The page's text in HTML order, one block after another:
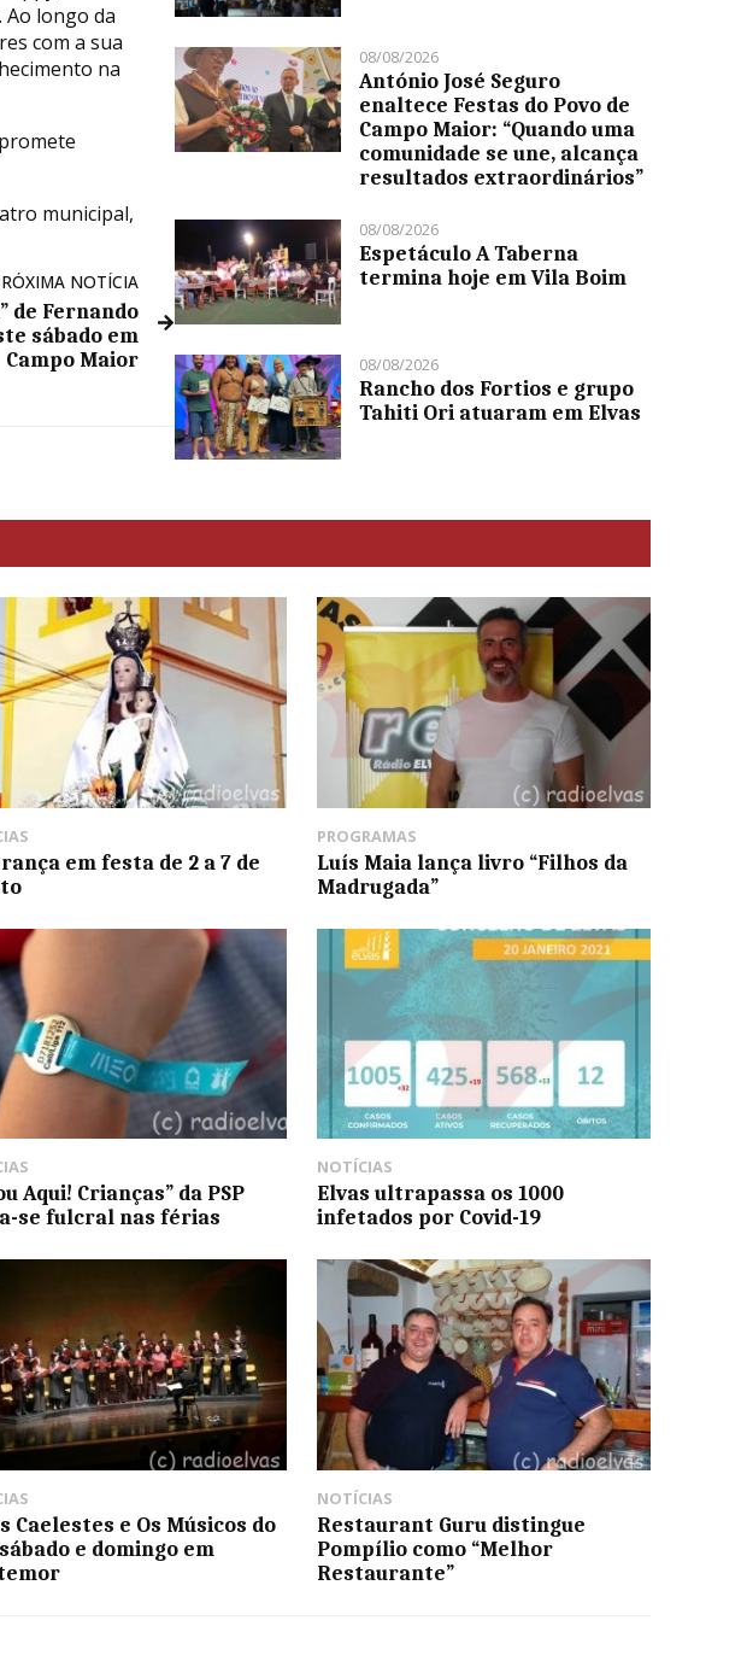
Ao longo da
com a sua
na
municipal,
NOTÍCIA
de Fernando
sábado em
Campo Maior
08/08/2026
António José Seguro
enaltece Festas do Povo de
Campo Maior: “Quando uma
comunidade se une, alcança
resultados extraordinários”
08/08/2026
Espetáculo A Taberna
termina hoje em Vila Boim
08/08/2026
Rancho dos Fortios e grupo
Tahiti Ori atuaram em Elvas
em festa de 2 a 7 de
PROGRAMAS
Luís Maia lança livro “Filhos da
Madrugada”
Aqui! Crianças” da PSP
se fulcral nas férias
NOTÍCIAS
Elvas ultrapassa os 1000
infetados por Covid-19
Caelestes e Os Músicos do
e domingo em
NOTÍCIAS
Restaurant Guru distingue
Pompílio como “Melhor
Restaurante”